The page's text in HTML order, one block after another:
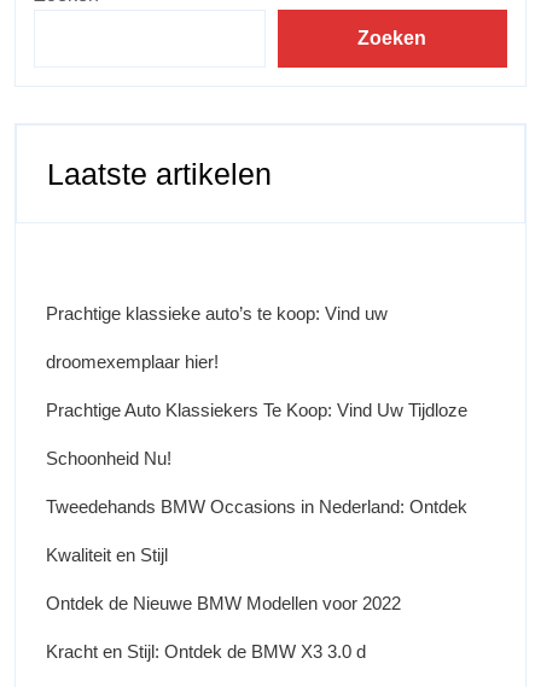
Zoeken
Laatste artikelen
Prachtige klassieke auto’s te koop: Vind uw
droomexemplaar hier!
Prachtige Auto Klassiekers Te Koop: Vind Uw Tijdloze
Schoonheid Nu!
Tweedehands BMW Occasions in Nederland: Ontdek
Kwaliteit en Stijl
Ontdek de Nieuwe BMW Modellen voor 2022
Kracht en Stijl: Ontdek de BMW X3 3.0 d